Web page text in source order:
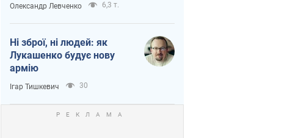
Олександр Левченко 6,3 т.
Ні зброї, ні людей: як
Лукашенко будує нову
армію
Ігар Тишкевич 30